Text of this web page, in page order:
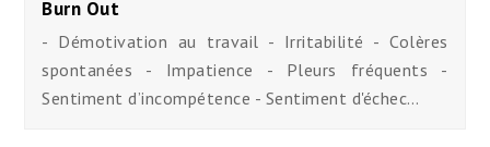
Burn Out
- Démotivation au travail - Irritabilité - Colères
spontanées - Impatience - Pleurs fréquents -
Sentiment d’incompétence - Sentiment d'échec…